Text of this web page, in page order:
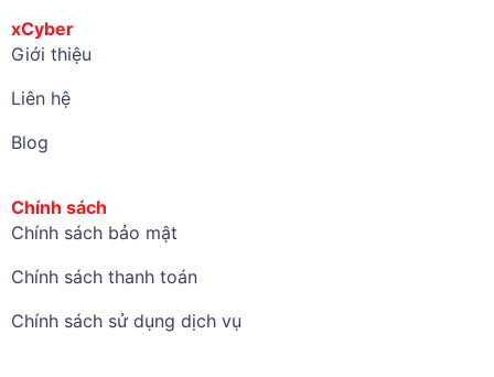
xCyber
Giới thiệu
Liên hệ
Blog
Chính sách
Chính sách bảo mật
Chính sách thanh toán
Chính sách sử dụng dịch vụ